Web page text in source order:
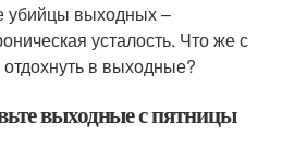
убийцы выходных –
усталость. Что же с
отдохнуть в выходные?
выходные с пятницы